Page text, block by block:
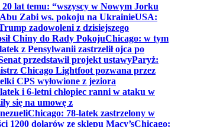
lat temu: “wszyscy w Nowym Jorku
Zabi ws. pokoju na UkrainieUSA:
zadowoleni z dzisiejszego
Chiny do Rady PokojuChicago: w tym
z Pensylwanii zastrzelił ojca po
przedstawił projekt ustawyParyż:
Chicago Lightfoot pozwana przez
CPS wyłowione z jeziora
i 6-letni chłopiec ranni w ataku w
się na umowę z
Chicago: 78-latek zastrzelony w
1200 dolarów ze sklepu Macy’sChicago: